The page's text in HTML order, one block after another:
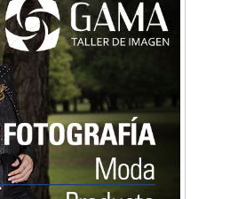
que Eva Perón voló en avión lo
"Hoy las empresas necesitan
integral para crecer con
yoga, danza y mucho más:
los talleres para aprender y
Zona Oeste